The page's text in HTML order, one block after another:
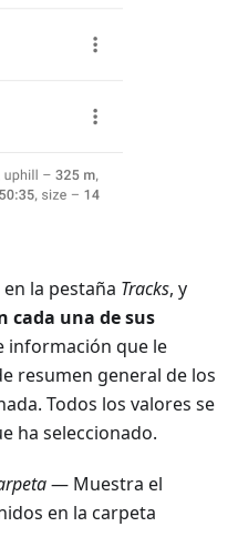
la pestaña Tracks, y
cada una de sus
información que le
resumen general de los
Todos los valores se
ha seleccionado.
— Muestra el
en la carpeta